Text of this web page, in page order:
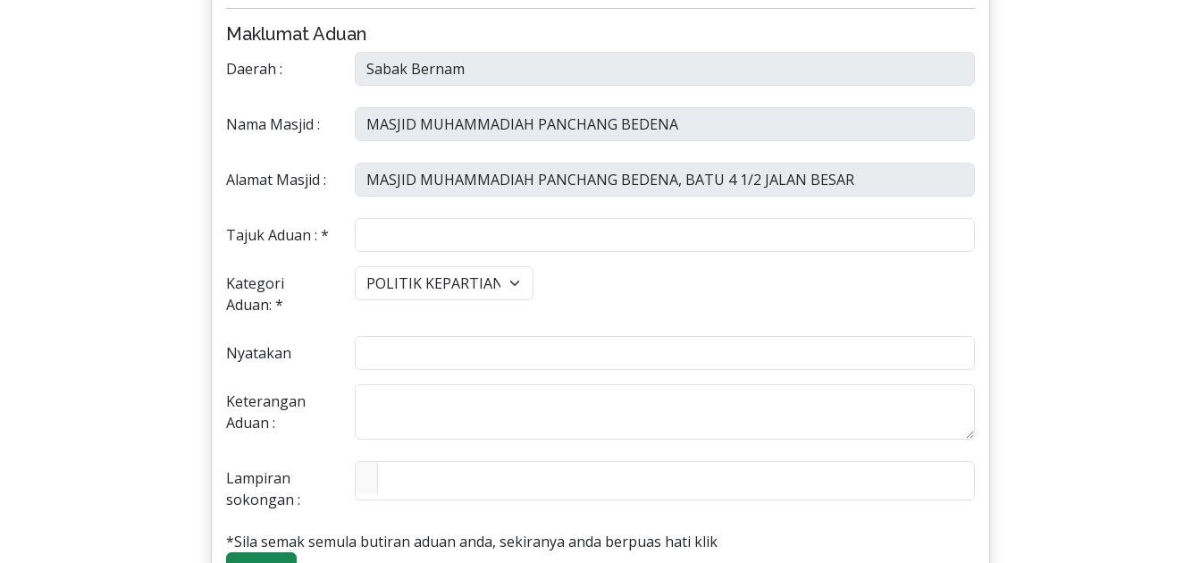
Maklumat Aduan
Daerah :
Nama Masjid :
Alamat Masjid :
Tajuk Aduan : *
Kategori
Aduan: *
Nyatakan
Keterangan
Aduan :
Lampiran
sokongan :
*Sila semak semula butiran aduan anda, sekiranya anda berpuas hati klik